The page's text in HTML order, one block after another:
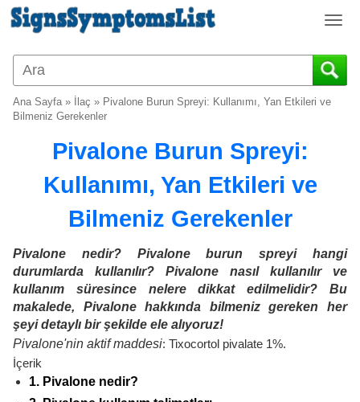
T
g
g
i
o
n
Ana Sayfa» İlaç » Pivalone Burun Spreyi: Kullanımı, Yan Etkileri ve
Bilmeniz Gerekenler
Pivalone Burun Spreyi:
Kullanımı, Yan Etkileri ve
Bilmeniz Gerekenler
Pivalone nedir? Pivalone burun spreyi hangi
durumlarda kullanılır? Pivalone nasıl kullanılır ve
kullanım süresince nelere dikkat edilmelidir? Bu
makalede, Pivalone hakkında bilmeniz gereken her
şeyi detaylı bir şekilde ele alıyoruz!
Pivalone'nin aktif maddesi: Tixocortol pivalate 1%.
İçerik
1. Pivalone nedir?